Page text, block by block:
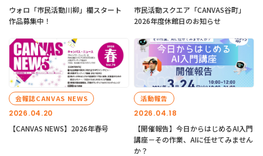
ウォロ「市民活動川柳」欄スタート
作品募集中！
市民活動スクエア「CANVAS谷町」
2026年度休館日のお知らせ
2026.04.20
会報誌CANVAS NEWS
【CANVAS NEWS】2026年春号
2026.04.18
活動報告
【開催報告】今日からはじめるAI入門
講座－その作業、AIに任せてみません
か？